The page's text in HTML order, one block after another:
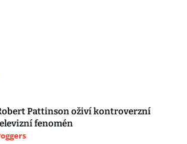
Pattinson oživí kontroverzní
fenomén